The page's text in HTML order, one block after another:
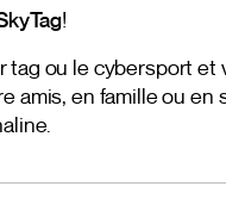
!
ou le cybersport et
amis, en famille ou